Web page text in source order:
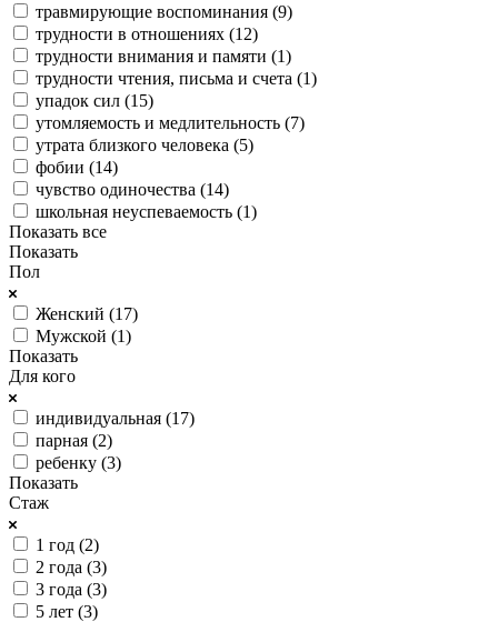
травмирующие воспоминания (9)
трудности в отношениях (12)
трудности внимания и памяти (1)
трудности чтения, письма и счета (1)
упадок сил (15)
утомляемость и медлительность (7)
утрата близкого человека (5)
фобии (14)
чувство одиночества (14)
школьная неуспеваемость (1)
Показать все
Показать
Пол
Женский (17)
Мужской (1)
Показать
Для кого
индивидуальная (17)
парная (2)
ребенку (3)
Показать
Стаж
1 год (2)
2 года (3)
3 года (3)
5 лет (3)